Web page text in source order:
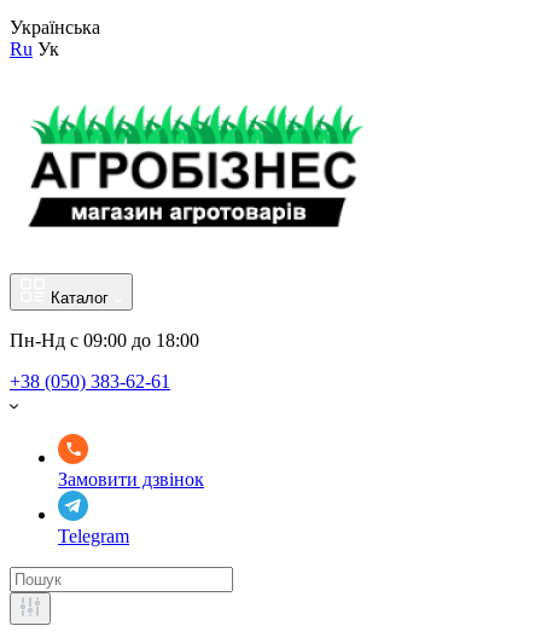
Українська
Ru Ук
Каталог
Пн-Нд с 09:00 до 18:00
+38 (050) 383-62-61
Замовити дзвінок
Telegram